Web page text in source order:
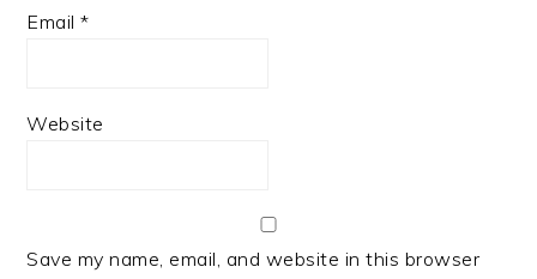
Email*
Website
Save my name, email, and website in this browser